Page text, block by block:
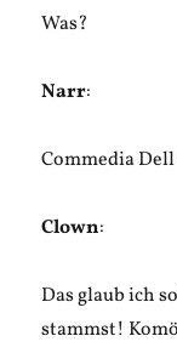
Was?
Narr:
Commedia
Clown:
Das glaub ich
stammst!